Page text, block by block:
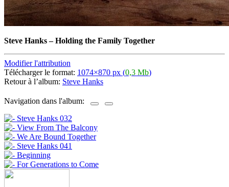
Steve Hanks–Holding the Family Together
Modifier l'attribution
Télécharger le format: 1074×870 px (0,3 Mb)
Retour à l’album: Steve Hanks
Navigation dans l'album: